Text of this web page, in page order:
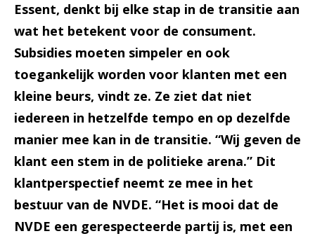
Essent, denkt bij elke stap in de transitie aan
wat het betekent voor de consument.
Subsidies moeten simpeler en ook
toegankelijk worden voor klanten met een
kleine beurs, vindt ze. Ze ziet dat niet
iedereen in hetzelfde tempo en op dezelfde
manier mee kan in de transitie. “Wij geven de
klant een stem in de politieke arena.” Dit
klantperspectief neemt ze mee in het
bestuur van de NVDE. “Het is mooi dat de
NVDE een gerespecteerde partij is, met een